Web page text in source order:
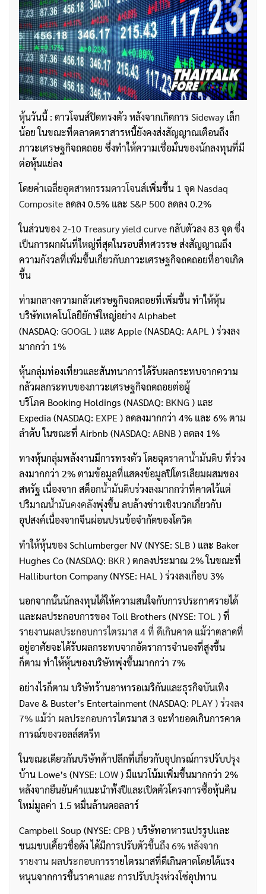
หุ้นวันนี้ : ดาวโจนส์ปิดทรงตัว หลังจากเกิดการ Sideway เล็ก
น้อย ในขณะที่ตลาดตราสารหนี้ยังคงส่งสัญญาณเตือนถึง
ภาวะเศรษฐกิจถดถอย ซึ่งทำให้ความเชื่อมั่นของนักลงทุนที่มี
ต่อหุ้นแย่ลง
โดยค่าเฉลี่ยอุตสาหกรรมดาวโจนส์เพิ่มขึ้น 1 จุด Nasdaq
Compositeลดลง 0.5% และ S&P 500ลดลง 0.2%
ในส่วนของ 2-10 Treasury yield curveกลับตัวลง 83 จุด ซึ่ง
เป็นการผกผันที่ใหญ่ที่สุดในรอบสี่ทศวรรษ ส่งสัญญาณถึง
ความกังวลที่เพิ่มขึ้นเกี่ยวกับภาวะเศรษฐกิจถดถอยที่อาจเกิด
ขึ้น
ท่ามกลางความกลัวเศรษฐกิจถดถอยที่เพิ่มขึ้น ทำให้หุ้น
บริษัทเทคโนโลยียักษ์ใหญ่อย่าง Alphabet
(NASDAQ: GOOGL) และ Apple (NASDAQ: AAPL) ร่วงลง
มากกว่า 1%
หุ้นกลุ่มท่องเที่ยวและสันทนาการได้รับผลกระทบจากความ
กลัวผลกระทบของภาวะเศรษฐกิจถดถอยต่อผู้
บริโภค Booking Holdings (NASDAQ: BKNG) และ
Expedia (NASDAQ: EXPE ) ลดลงมากกว่า 4% และ 6% ตาม
ลำดับ ในขณะที่ Airbnb (NASDAQ: ABNB) ลดลง 1%
ทางหุ้นกลุ่มพลังงานมีการทรงตัว โดยฉุดราคาน้ำมันดิบที่ร่วง
ลงมากกว่า 2% ตามข้อมูลที่แสดงข้อมูลปิโตรเลียมผสมของ
สหรัฐ เนื่องจาก สต็อกน้ำมันดิบร่วงลงมากกว่าที่คาดไว้แต่
ปริมาณน้ำมันคงคลังพุ่งขึ้น ลบล้างข่าวเชิงบวกเกี่ยวกับ
อุปสงค์เนื่องจากจีนผ่อนปรนข้อจำกัดของโควิด
ทำให้หุ้นของ Schlumberger NV (NYSE: SLB) และ Baker
Hughes Co (NASDAQ: BKR) ตกลงประมาณ 2% ในขณะที่
Halliburton Company (NYSE: HAL) ร่วงลงเกือบ 3%
นอกจากนั้นนักลงทุนได้ให้ความสนใจกับการประกาศรายได้
เเละผลประกอบการของ Toll Brothers (NYSE: TOL) ที่
รายงานผลประกอบการไตรมาส 4 ที่ ดีเกินคาด แม้ว่าตลาดที่
อยู่อาศัยจะได้รับผลกระทบจากอัตราการจำนองที่สูงขึ้น
ก็ตาม ทำให้หุ้นของบริษัทพุ่งขึ้นมากกว่า 7%
อย่างไรก็ตาม บริษัทร้านอาหารอเมริกันและธุรกิจบันเทิง
Dave & Buster’s Entertainment (NASDAQ: PLAY ) ร่วงลง
7% แม้ว่า ผลประกอบการไตรมาส 3 จะทำยอดเกินการคาด
การณ์ของวอลล์สตรีท
ในขณะเดียวกันบริษัทค้าปลีกที่เกี่ยวกับอุปกรณ์การปรับปรุง
บ้าน Lowe’s (NYSE: LOW) มีแนวโน้มเพิ่มขึ้นมากกว่า 2%
หลังจากยืนยันคำแนะนำทั้งปีและเปิดตัวโครงการซื้อหุ้นคืน
ใหม่มูลค่า 1.5 หมื่นล้านดอลลาร์
Campbell Soup (NYSE: CPB )บริษัทอาหารแปรรูปเเละ
ขนมขบเคี้ยวชื่อดัง ได้มีการปรับตัวขึ้นถึง 6% หลังจาก
รายงาน ผลประกอบการรายไตรมาสที่ดีเกินคาดโดยได้แรง
หนุนจากการขึ้นราคาและ การปรับปรุงห่วงโซ่อุปทาน